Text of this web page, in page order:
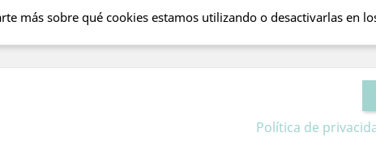
más sobre qué cookies estamos utilizando o desactivarlas en
Política de